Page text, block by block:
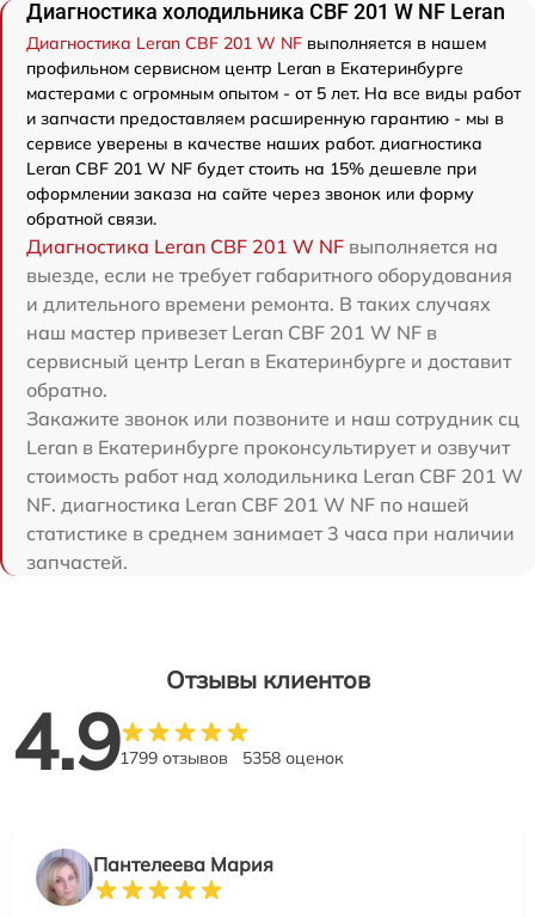
Диагностика холодильника CBF 201 W NF Leran
Диагностика Leran CBF 201 W NF выполняется в нашем
профильном сервисном центр Leran в Екатеринбурге
мастерами с огромным опытом - от 5 лет. На все виды работ
и запчасти предоставляем расширенную гарантию - мы в
сервисе уверены в качестве наших работ. диагностика
Leran CBF 201 W NF будет стоить на 15% дешевле при
оформлении заказа на сайте через звонок или форму
обратной связи.
Диагностика Leran CBF 201 W NF выполняется на
выезде, если не требует габаритного оборудования
и длительного времени ремонта. В таких случаях
наш мастер привезет Leran CBF 201 W NF в
сервисный центр Leran в Екатеринбурге и доставит
обратно.
Закажите звонок или позвоните и наш сотрудник сц
Leran в Екатеринбурге проконсультирует и озвучит
стоимость работ над холодильника Leran CBF 201 W
NF. диагностика Leran CBF 201 W NF по нашей
статистике в среднем занимает 3 часа при наличии
запчастей.
Отзывы клиентов
4.91799 отзывов 5358 оценок
Пантелеева Мария